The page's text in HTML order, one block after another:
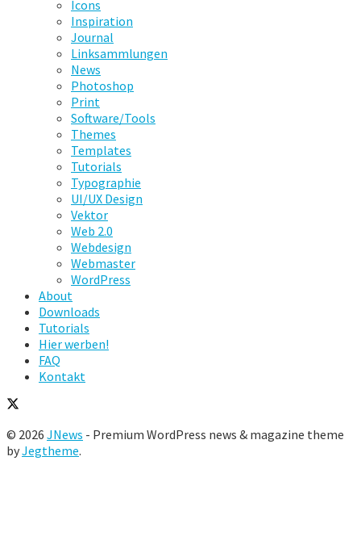
Icons
Inspiration
Journal
Linksammlungen
News
Photoshop
Print
Software/Tools
Themes
Templates
Tutorials
Typographie
UI/UX Design
Vektor
Web 2.0
Webdesign
Webmaster
WordPress
About
Downloads
Tutorials
Hier werben!
FAQ
Kontakt
© 2026 JNews - Premium WordPress news & magazine theme
byJegtheme.